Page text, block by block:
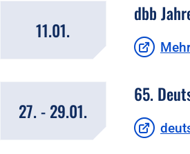
11.01.
dbb
27. - 29.01.
65.